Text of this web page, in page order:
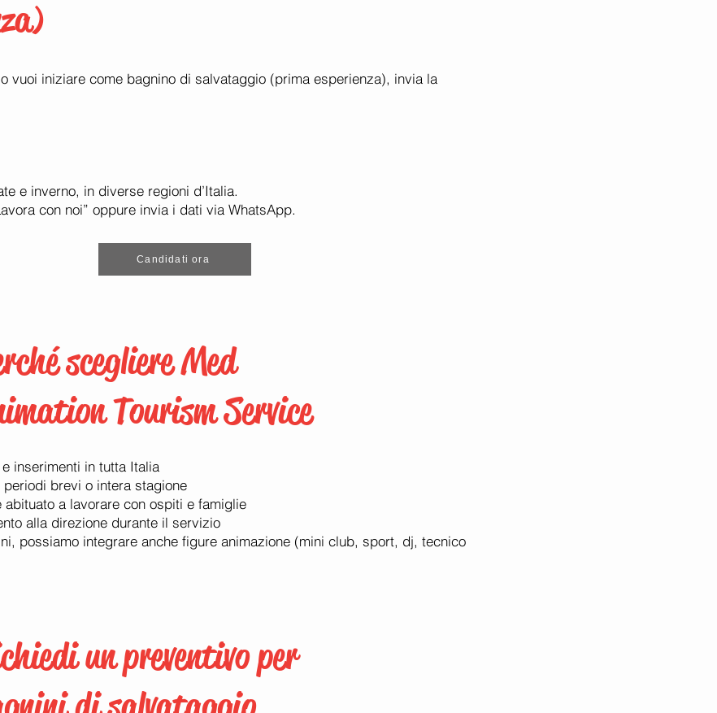
vuoi iniziare come bagnino di salvataggio (prima esperienza), invia la
e inverno, in diverse regioni d’Italia.
con noi” oppure invia i dati via WhatsApp.
Candidati ora
scegliere Med
Tourism Service
inserimenti in tutta Italia
brevi o intera stagione
a lavorare con ospiti e famiglie
alla direzione durante il servizio
possiamo integrare anche figure animazione (mini club, sport, dj, tecnico
un preventivo per